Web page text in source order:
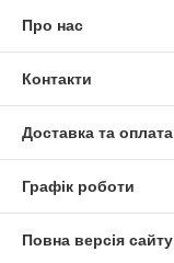
Про нас
Контакти
Доставка та оплата
Графік роботи
Повна версія сайту